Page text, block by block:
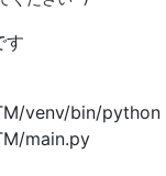
す
venv/bin/python
main.py